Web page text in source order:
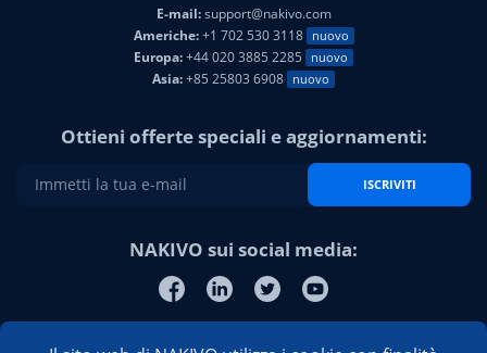
E-mail:support@nakivo.com
Americhe:+1 702 530 3118 nuovo
Europa:+44 020 3885 2285 nuovo
Asia:+85 25803 6908 nuovo
Ottieni offerte speciali e aggiornamenti:
ISCRIVITI
NAKIVO sui social media: